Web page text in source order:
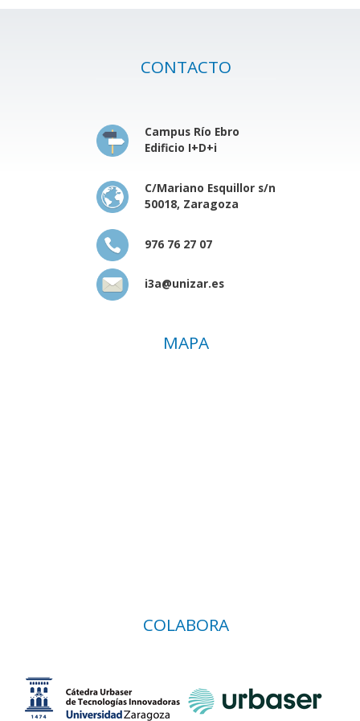
CONTACTO
Campus Río Ebro
Edificio I+D+i
C/Mariano Esquillor s/n
50018, Zaragoza
976 76 27 07
i3a@unizar.es
MAPA
COLABORA